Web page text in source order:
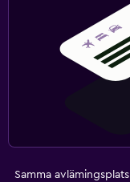
Samma avlämingsplats